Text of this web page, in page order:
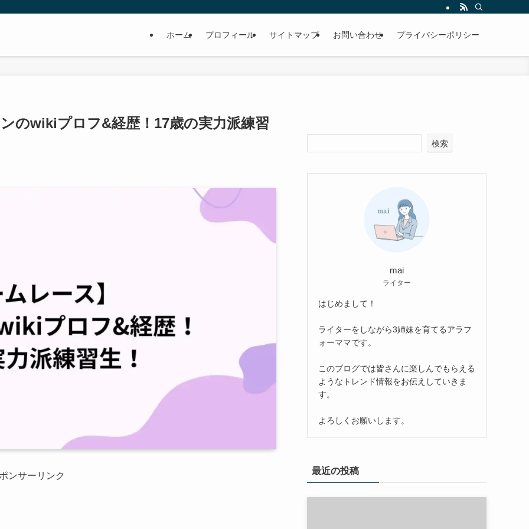
ホーム プロフィール サイトマップ お問い合わせ プライバシーポリシー
のwikiプロフ&経歴！17歳の実力派練習
ンサーリンク
検索
mai
ライター
はじめまして！
ライターをしながら3姉妹を育てるアラフ
ォーママです。
このブログでは皆さんに楽しんでもらえる
ようなトレンド情報をお伝えしていきま
す。
よろしくお願いします。
最近の投稿